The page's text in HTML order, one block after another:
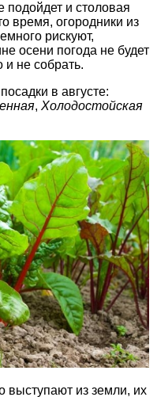
подойдет и столовая
время, огородники из
рискуют,
осени погода не будет
не собрать.
в августе:
, Холодостойская
выступают из земли, их